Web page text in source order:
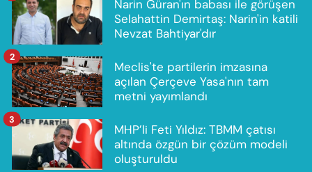
Narin Güran'ın babası ile görüşen
Selahattin Demirtaş: Narin'in katili
Nevzat Bahtiyar'dır
Meclis'te partilerin imzasına
açılan Çerçeve Yasa'nın tam
metni yayımlandı
2
MHP’li Feti Yıldız: TBMM çatısı
altında özgün bir çözüm modeli
oluşturuldu
3